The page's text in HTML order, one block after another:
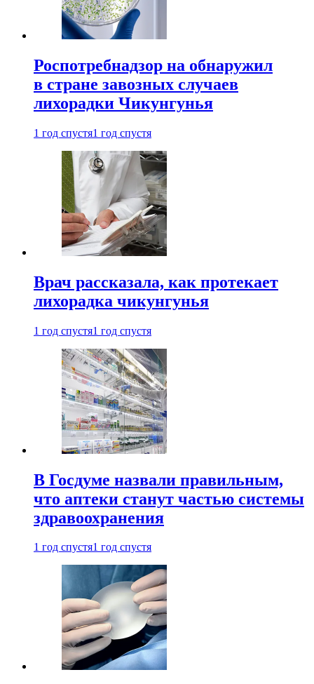
Роспотребнадзор на обнаружил
в стране завозных случаев
лихорадки Чикунгунья
1 год спустя1 год спустя
Врач рассказала, как протекает
лихорадка чикунгунья
1 год спустя1 год спустя
В Госдуме назвали правильным,
что аптеки станут частью системы
здравоохранения
1 год спустя1 год спустя